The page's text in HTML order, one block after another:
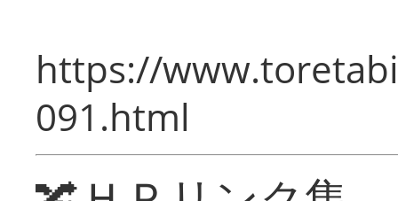
https://
091.html